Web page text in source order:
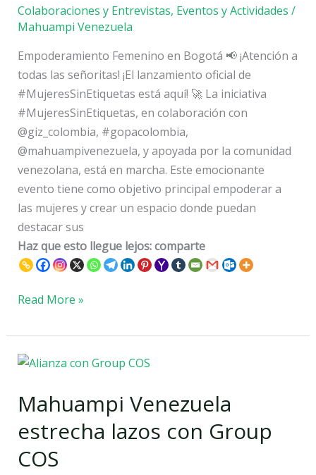
Colaboraciones y Entrevistas, Eventos y Actividades /
Mahuampi Venezuela
Empoderamiento Femenino en Bogotá 📢 ¡Atención a
todas las señoritas! ¡El lanzamiento oficial de
#MujeresSinEtiquetas está aquí! 🚀 La iniciativa
#MujeresSinEtiquetas, en colaboración con
@giz_colombia, #gopacolombia,
@mahuampivenezuela, y apoyada por la comunidad
venezolana, está en marcha. Este emocionante
evento tiene como objetivo principal empoderar a
las mujeres y crear un espacio donde puedan
destacar sus
Haz que esto llegue lejos: comparte
Read More »
Mahuampi Venezuela
estrecha lazos con Group
COS
Mahuampi
estrecha
con
Group